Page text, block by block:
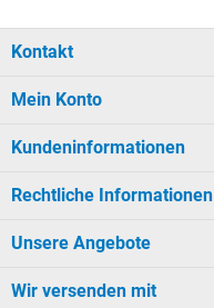
Kontakt
Mein Konto
Kundeninformationen
Rechtliche Informationen
Unsere Angebote
Wir versenden mit